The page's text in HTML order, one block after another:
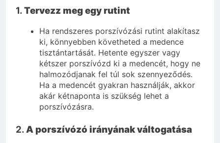
1.Tervezz meg egy rutint
Ha rendszeres porszívózási rutint alakítasz
ki, könnyebben követheted a medence
tisztántartását. Hetente egyszer vagy
kétszer porszívózd ki a medencét, hogy ne
halmozódjanak fel túl sok szennyeződés.
Ha a medencét gyakran használják, akkor
akár kétnaponta is szükség lehet a
porszívózásra.
2.A porszívózó irányának váltogatása